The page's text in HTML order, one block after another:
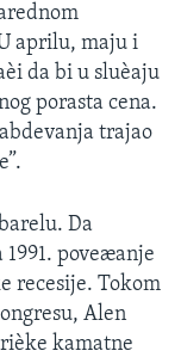
aprilu, maju i
da bi u sluèaju
porasta cena.
trajao
Da
poveæanje
recesije. Tokom
Alen
kamatne